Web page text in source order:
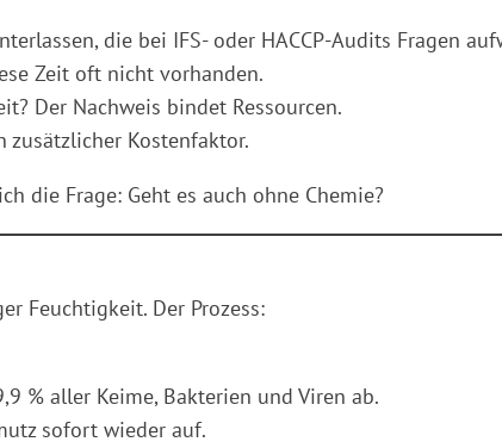
die bei IFS- oder HACCP-Audits Fragen
Zeit oft nicht vorhanden.
Der Nachweis bindet Ressourcen.
Kostenfaktor.
die Frage: Geht es auch ohne Chemie?
Feuchtigkeit. Der Prozess:
% aller Keime, Bakterien und Viren ab.
sofort wieder auf.